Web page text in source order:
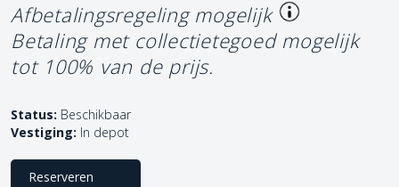
Afbetalingsregeling mogelijk
Betaling met collectietegoed mogelijk
tot 100% van de prijs.
Status: Beschikbaar
Vestiging: In depot
Reserveren